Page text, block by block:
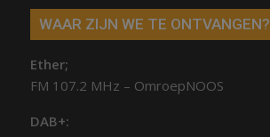
WAAR ZIJN WE TE ONTVANGEN?
Ether;
FM 107.2 MHz – OmroepNOOS
DAB+: